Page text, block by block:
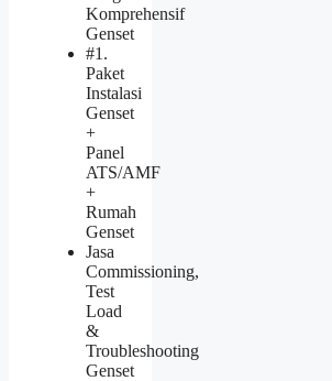
Komprehensif
Genset
#1.
Paket
Instalasi
Genset
+
Panel
ATS/AMF
+
Rumah
Genset
Jasa
Commissioning,
Test
Load
&
Troubleshooting
Genset